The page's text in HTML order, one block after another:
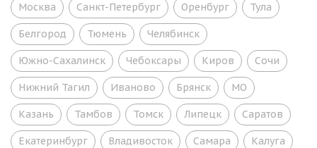
Москва Санкт-Петербург Оренбург Тула
Белгород Тюмень Челябинск
Южно-Сахалинск Чебоксары Киров Сочи
Нижний Тагил Иваново Брянск МО
Казань Тамбов Томск Липецк Саратов
Екатеринбург Владивосток Самара Калуга